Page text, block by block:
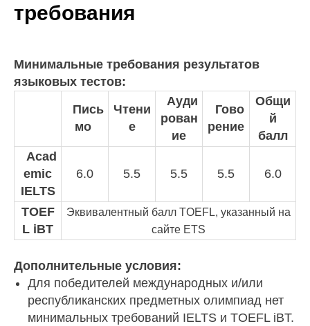
требования
Минимальные требования результатов
языковых тестов:
Пись
мо
Чтени
е
Ауди
рован
ие
Гово
рение
Общи
й
балл
Acad
emic
IELTS
6.0 5.5 5.5 5.5 6.0
TOEF
L iBT
Эквивалентный балл TOEFL, указанный на
сайте ETS
Дополнительные условия:
Для победителей международных и/или
республиканских предметных олимпиад нет
минимальных требований IELTS и TOEFL iBT.